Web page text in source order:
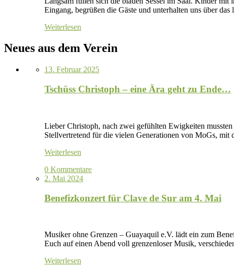
Eingang, begrüßen die Gäste und unterhalten uns über
Weiterlesen
Neues aus dem Verein
13. Februar 2025
Tschüss Christoph – eine Ära geht zu Ende…
Lieber Christoph, nach zwei gefühlten Ewigkeiten
Stellvertretend für die vielen Generationen von MoGs, mit
Weiterlesen
0 Kommentare
2. Mai 2024
Benefizkonzert für Clave de Sur am 4. Mai
Musiker ohne Grenzen – Guayaquil e.V. lädt ein zum
Euch auf einen Abend voll grenzenloser Musik,
Weiterlesen